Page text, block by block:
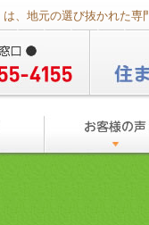
は、地元の選び抜かれた